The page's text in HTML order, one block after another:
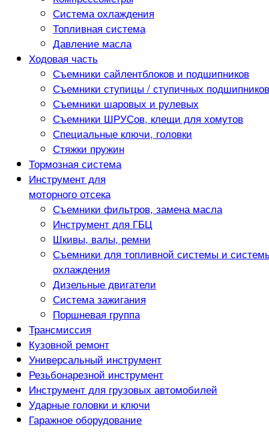
Система охлаждения
Топливная система
Давление масла
Ходовая часть
Съемники сайлентблоков и подшипников
Съемники ступицы / ступичных подшипников
Съемники шаровых и рулевых
Съемники ШРУСов, клещи для хомутов
Специальные ключи, головки
Стяжки пружин
Тормозная система
Инструмент для
моторного отсека
Съемники фильтров, замена масла
Инструмент для ГБЦ
Шкивы, валы, ремни
Съемники для топливной системы и
охлаждения
Дизельные двигатели
Система зажигания
Поршневая группа
Трансмиссия
Кузовной ремонт
Универсальный инструмент
Резьбонарезной инструмент
Инструмент для грузовых автомобилей
Ударные головки и ключи
Гаражное оборудование